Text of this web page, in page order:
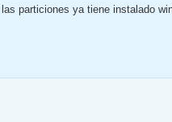
particiones ya tiene instalado